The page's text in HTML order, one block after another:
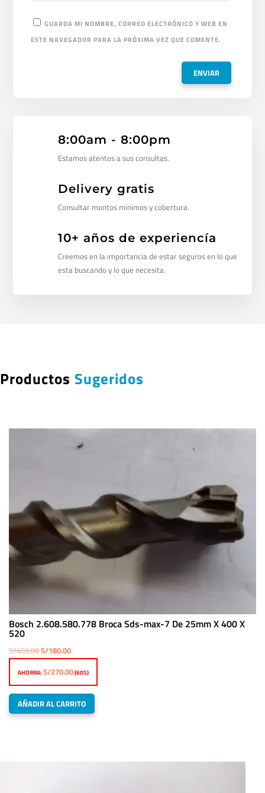
GUARDA MI NOMBRE, CORREO ELECTRÓNICO Y WEB EN
ESTE NAVEGADOR PARA LA PRÓXIMA VEZ QUE COMENTE.
8:00am - 8:00pm
Estamos atentos a sus consultas.
Delivery gratis
Consultar montos minimos y cobertura.
10+ años de experiencía
Creemos en la importancia de estar seguros en lo que
esta buscando y lo que necesita.
Productos Sugeridos
Bosch 2.608.580.778 Broca Sds-max-7 De 25mm X 400 X
520
S/450.00El
era:
S/450.00.
S/180.00El
es:
S/180.00.
AHORRA:S/270.00(60%)
AÑADIR AL CARRITO